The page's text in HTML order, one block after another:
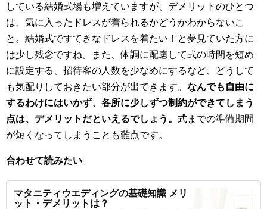
している結婚式場も増えていますが、デメリットのひとつ
は、気に入ったドレスが着られるかどうかわからないこ
と。結婚式ですてきなドレスを着たい！と夢見ていた方に
は少し残念ですね。また、体調に配慮して式の時間を短め
に設定する、招待客の人数を少なめにするなど、どうして
も気配りしておきたい部分が出てきます。 なんでも自由に
するわけにはいかず、各所に少しずつ制約ができてしまう
点は、デメリットだといえるでしょう。 式までの準備期間
が短くなってしまうことも難点です。
合わせて読みたい
マタニティウエディングの基礎知識 メリ
ット・デメリットは？